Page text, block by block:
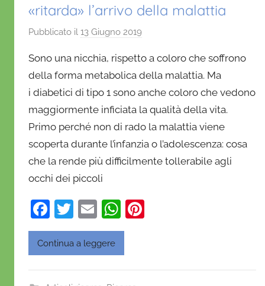
«ritarda» l’arrivo della malattia
Pubblicato il 13 Giugno 2019
D
a
n
i
e
l
O
n
Sono una nicchia, rispetto a coloro che soffrono
della forma metabolica della malattia. Ma
i diabetici di tipo 1 sono anche coloro che vedono
maggiormente inficiata la qualità della vita.
Primo perché non di rado la malattia viene
scoperta durante l’infanzia o l’adolescenza: cosa
che la rende più difficilmente tollerabile agli
occhi dei piccoli
F
a
c
T
w
itt
E
m
ai
W
h
Continua a leggere